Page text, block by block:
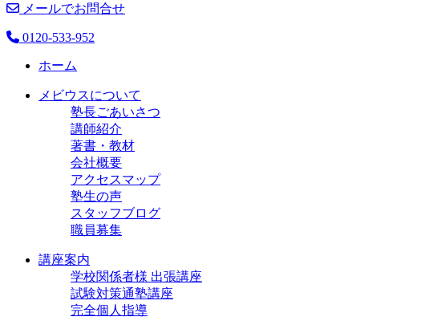
メールでお問合せ
0120-533-952
ホーム
メビウスについて
塾長ごあいさつ
講師紹介
著書・教材
会社概要
アクセスマップ
塾生の声
スタッフブログ
職員募集
講座案内
学校関係者様 出張講座
試験対策通塾講座
完全個人指導